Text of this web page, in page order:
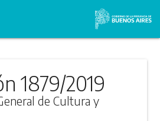
1879/2019
de Cultura y